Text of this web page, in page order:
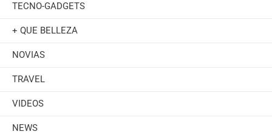
TECNO-GADGETS
+ QUE BELLEZA
NOVIAS
TRAVEL
VIDEOS
NEWS